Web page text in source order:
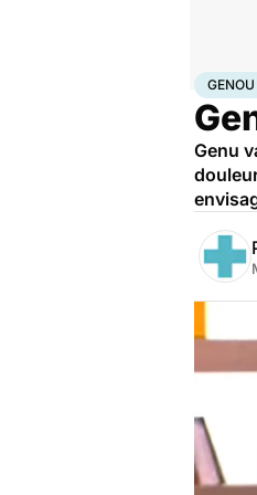
Accueil
GENOU
Genu